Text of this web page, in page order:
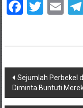
Navigasi
pos
Sejumlah Perbekel
Diminta Buntuti